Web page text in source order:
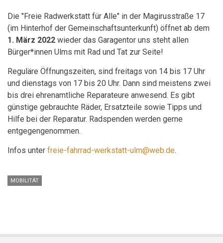
Die "Freie Radwerkstatt für Alle" in der Magirusstraße 17
(im Hinterhof der Gemeinschaftsunterkunft) öffnet ab dem
1. März 2022 wieder das Garagentor uns steht allen
Bürger*innen Ulms mit Rad und Tat zur Seite!
Reguläre Öffnungszeiten, sind freitags von 14 bis 17 Uhr
und dienstags von 17 bis 20 Uhr. Dann sind meistens zwei
bis drei ehrenamtliche Reparateure anwesend. Es gibt
günstige gebrauchte Räder, Ersatzteile sowie Tipps und
Hilfe bei der Reparatur. Radspenden werden gerne
entgegengenommen.
Infos unter freie-fahrrad-werkstatt-ulm@web.de.
MOBILITÄT